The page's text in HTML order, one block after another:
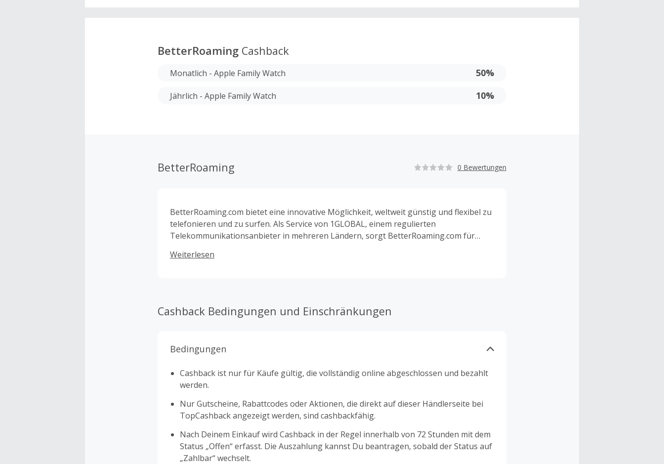
BetterRoaming Cashback
Monatlich - Apple Family Watch 50%
Jährlich - Apple Family Watch 10%
BetterRoaming 0 Bewertungen
BetterRoaming.com bietet eine innovative Möglichkeit, weltweit günstig und flexibel zu
telefonieren und zu surfen. Als Service von 1GLOBAL, einem regulierten
Telekommunikationsanbieter in mehreren Ländern, sorgt BetterRoaming.com für
Tarif bei BetterRoaming.com sicherst, kannst Du dabei zusätzlich sparen. Bestellst Du
Weiterlesen
Cashback Bedingungen und Einschränkungen
Bedingungen
Cashback ist nur für Käufe gültig, die vollständig online abgeschlossen und bezahlt
werden.
Nur Gutscheine, Rabattcodes oder Aktionen, die direkt auf dieser Händlerseite bei
TopCashback angezeigt werden, sind cashbackfähig.
Nach Deinem Einkauf wird Cashback in der Regel innerhalb von 72 Stunden mit dem
Status „Offen“ erfasst. Die Auszahlung kannst Du beantragen, sobald der Status auf
„Zahlbar“ wechselt.